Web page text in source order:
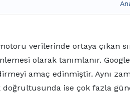
verilerinde ortaya çıkan
olarak tanımlanır.
amaç edinmiştir. Aynı
ise çok fazla